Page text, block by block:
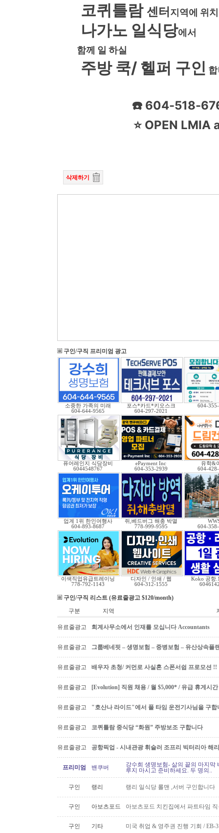
코퀴틀람 센터 지역에 위
나가노 일식당에서
함께 일 하실
주방 쿡/ 헬퍼 구인
☎️ 604-518-6767
⭐️ OPEN LMIA
삭제하기
구인/구직 프리미엄 광고
소중한 가족의 미래
604-644-9565
포스*카드*키오스크
604-297-2021
604-
퓨어레인지 식당장비
6044548767
ePayment Inc
604-353-2939
유학&
604-
업계 1위 한인여행사
604-893-8687
쥐,베드버그 해충 박멸
778-999-9595
604-
이색직업유급트레이닝
778-792-1143
디자인 / 인쇄 / 웹
604-312-1555
Koko 공항
구인/구직 리스트 (유료줄광고 $120/month)
구분
지역
유료줄광고 회계사무소에서 인재를 모십니다 Accountants
유료줄광고 그룹베네핏 – 생명보험 – 중병보험 – 유산상속플
유료줄광고 배우자 초청/ 커먼로 사실혼 스폰서쉽 프로모션 !!
유료줄광고 [Evolution] 직원 채용 / 월 $5,000* / 유급 휴게시
유료줄광고 "호산나 라이드"에서 풀 타임 운전기사님을 구합
유료줄광고 코퀴틀람 중식당 “화원” 주방보조 구합니다
유료줄광고 공항픽업 - 시내관광 휘슬러 조프리 빅터리아 해
프리미엄 밴쿠버
강수희 생명보험- 삶의 끝의 마지막
루지 마시고 준비하세요. 두 명의..
구인 랭리 랭리 일식당 롤맨 ,서버 구인합니다
구인 아보츠포드 아보츠포드 치킨집에서 파트타임
구인 기타 미국 취업 & 영주권 진행 기회 / EB-